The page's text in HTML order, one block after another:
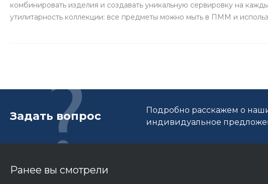
комбинировать изделия и создавать уникальную сервировку на
утилитарность коллекции: все предметы можно мыть в ПММ и
Задать вопрос
Подробно расскажем о
индивидуальное
Ранее вы смотрели